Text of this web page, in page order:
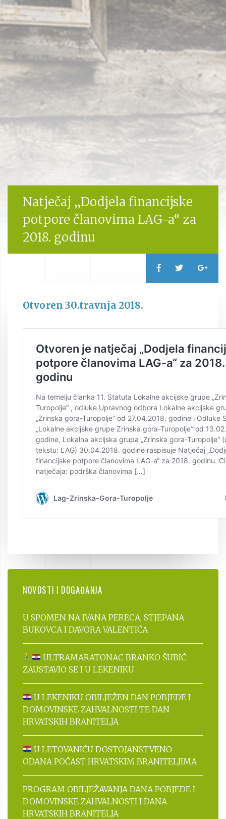
Natječaj „Dodjela financijske
potpore članovima LAG-a“ za
2018. godinu
Otvoren 30.travnja 2018.
NOVOSTI I DOGAĐANJA
U SPOMEN NA IVANA PERECA, STJEPANA
BUKOVCA I DAVORA VALENTIĆA
ULTRAMARATONAC BRANKO ŠUBIĆ
ZAUSTAVIO SE I U LEKENIKU
U LEKENIKU OBILJEŽEN DAN POBJEDE I
DOMOVINSKE ZAHVALNOSTI TE DAN
HRVATSKIH BRANITELJA
U LETOVANIĆU DOSTOJANSTVENO
ODANA POČAST HRVATSKIM BRANITELJIMA
PROGRAM OBILJEŽAVANJA DANA POBJEDE I
DOMOVINSKE ZAHVALNOSTI I DANA
HRVATSKIH BRANITELJA